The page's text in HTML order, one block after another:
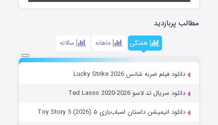
مطالب پربازدید
هفتگی ماهانه سالانه
دانلود فیلم ضربه شانس Lucky Strike 2026
دانلود سریال تد لاسو Ted Lasso 2020-2026
دانلود انیمیشن داستان اسباب‌بازی ۵ Toy Story 5 (2026)